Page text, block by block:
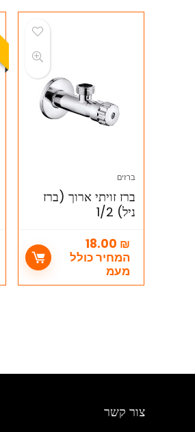
ברזים
ברז זויתי ארוך (ברז
ניל) 1/2
18.00 ₪
המחיר כולל
מעמ
צור קשר